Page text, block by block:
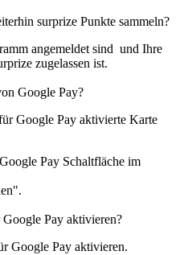
surprize Punkte sammeln?
angemeldet sind und Ihre
zugelassen ist.
Google Pay?
Google Pay aktivierte Karte
Pay Schaltfläche im
Pay aktivieren?
Google Pay aktivieren.